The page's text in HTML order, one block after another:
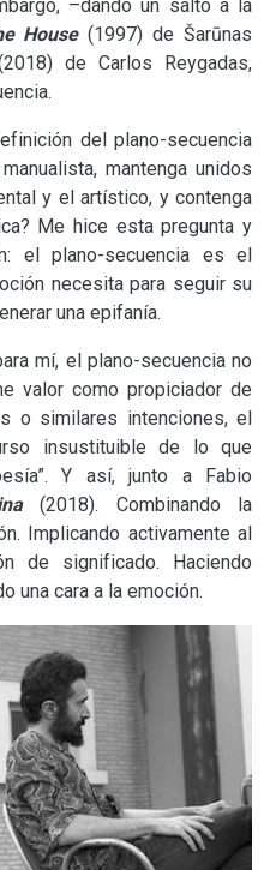
–dando un salto a la
House(1997) de Šarūnas
de Carlos Reygadas,
del plano-secuencia
mantenga unidos
y el artístico, y contenga
Me hice esta pregunta y
el plano-secuencia es el
necesita para seguir su
una epifanía.
mí, el plano-secuencia no
valor como propiciador de
o similares intenciones, el
insustituible de lo que
Y así, junto a Fabio
(2018). Combinando la
Implicando activamente al
de significado. Haciendo
una cara a la emoción.